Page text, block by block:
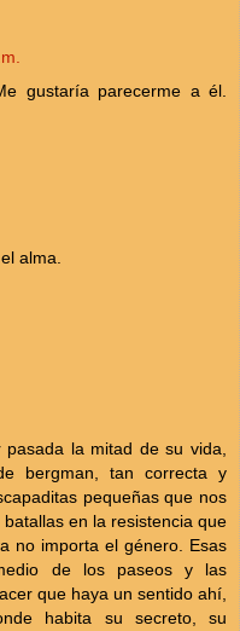
gustaría parecerme a él.
alma.
la mitad de su vida,
bergman, tan correcta y
pequeñas que nos
en la resistencia que
no importa el género. Esas
de los paseos y las
que haya un sentido ahí,
habita su secreto, su